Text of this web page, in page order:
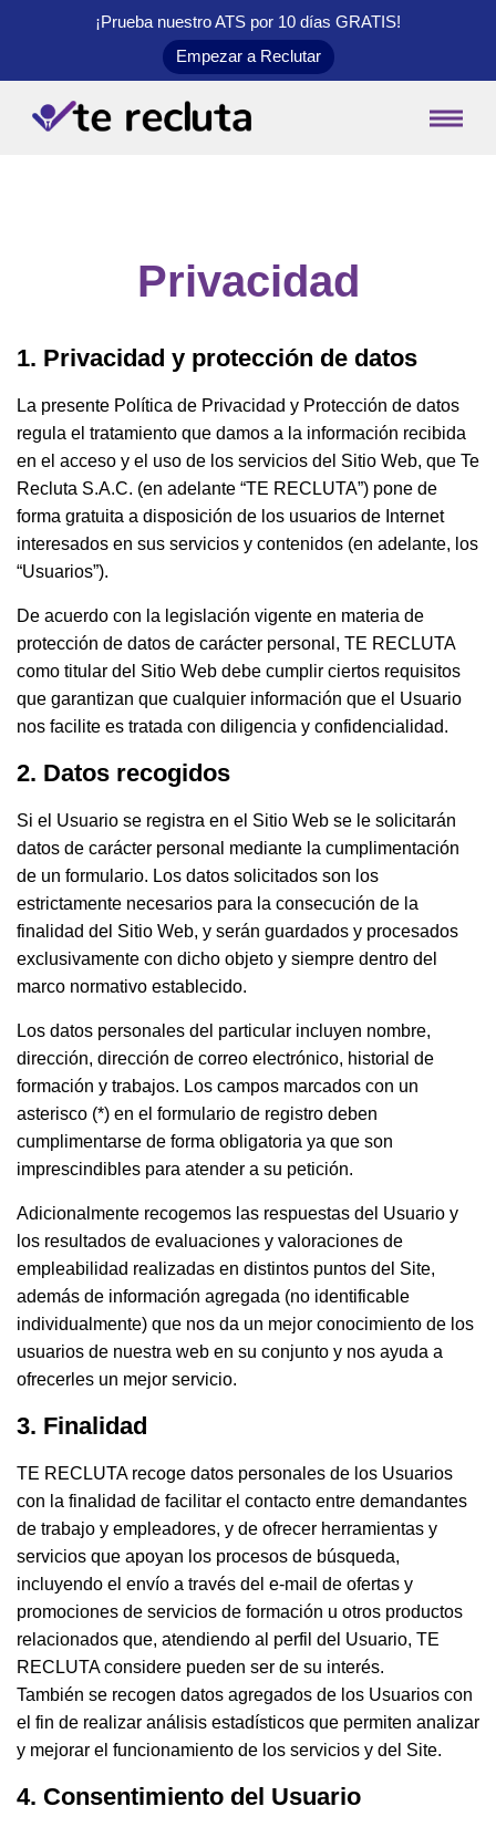
¡Prueba nuestro ATS por 10 días GRATIS!
Empezar a Reclutar
Privacidad
1. Privacidad y protección de datos
La presente Política de Privacidad y Protección de datos
regula el tratamiento que damos a la información recibida
en el acceso y el uso de los servicios del Sitio Web, que Te
Recluta S.A.C. (en adelante “TE RECLUTA”) pone de
forma gratuita a disposición de los usuarios de Internet
interesados en sus servicios y contenidos (en adelante, los
“Usuarios”).
De acuerdo con la legislación vigente en materia de
protección de datos de carácter personal, TE RECLUTA
como titular del Sitio Web debe cumplir ciertos requisitos
que garantizan que cualquier información que el Usuario
nos facilite es tratada con diligencia y confidencialidad.
2. Datos recogidos
Si el Usuario se registra en el Sitio Web se le solicitarán
datos de carácter personal mediante la cumplimentación
de un formulario. Los datos solicitados son los
estrictamente necesarios para la consecución de la
finalidad del Sitio Web, y serán guardados y procesados
exclusivamente con dicho objeto y siempre dentro del
marco normativo establecido.
Los datos personales del particular incluyen nombre,
dirección, dirección de correo electrónico, historial de
formación y trabajos. Los campos marcados con un
asterisco (*) en el formulario de registro deben
cumplimentarse de forma obligatoria ya que son
imprescindibles para atender a su petición.
Adicionalmente recogemos las respuestas del Usuario y
los resultados de evaluaciones y valoraciones de
empleabilidad realizadas en distintos puntos del Site,
además de información agregada (no identificable
individualmente) que nos da un mejor conocimiento de los
usuarios de nuestra web en su conjunto y nos ayuda a
ofrecerles un mejor servicio.
3. Finalidad
TE RECLUTA recoge datos personales de los Usuarios
con la finalidad de facilitar el contacto entre demandantes
de trabajo y empleadores, y de ofrecer herramientas y
servicios que apoyan los procesos de búsqueda,
incluyendo el envío a través del e-mail de ofertas y
promociones de servicios de formación u otros productos
relacionados que, atendiendo al perfil del Usuario, TE
RECLUTA considere pueden ser de su interés.
También se recogen datos agregados de los Usuarios con
el fin de realizar análisis estadísticos que permiten analizar
y mejorar el funcionamiento de los servicios y del Site.
4. Consentimiento del Usuario